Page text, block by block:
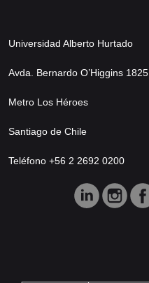
Universidad Alberto Hurtado
Avda. Bernardo O’Higgins 1825
Metro Los Héroes
Santiago de Chile
Teléfono +56 2 2692 0200